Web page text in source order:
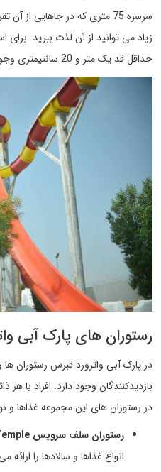
سرسره 75 متری که در جاهایی
زیاد می توانید از آن لذت ببرید. برای
حداقل قد یک متر و 20 سانتیمتری وجود دارد.
رستوران های پارک آبی
در پارک آبی واترورد قبرس رستوران
بازدیدکنندگان وجود دارد. افراد با
در رستوران های این مجموعه غذاها و
رستوران سلف سرویس Dionysos Temple: